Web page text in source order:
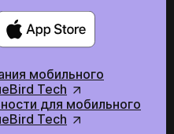
мобильного
Tech
для мобильного
Tech